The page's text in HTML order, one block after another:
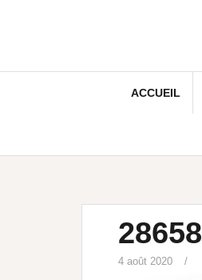
ACCUEIL
28658
4 août 2020